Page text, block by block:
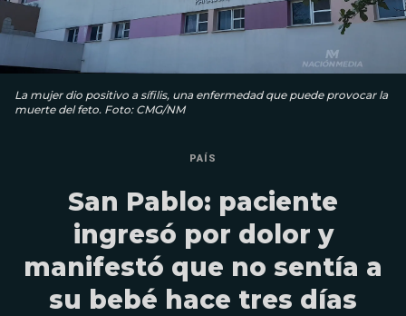
La mujer dio positivo a sífilis, una enfermedad que puede provocar la
muerte del feto. Foto: CMG/NM
PAÍS
San Pablo: paciente
ingresó por dolor y
manifestó que no sentía a
su bebé hace tres días